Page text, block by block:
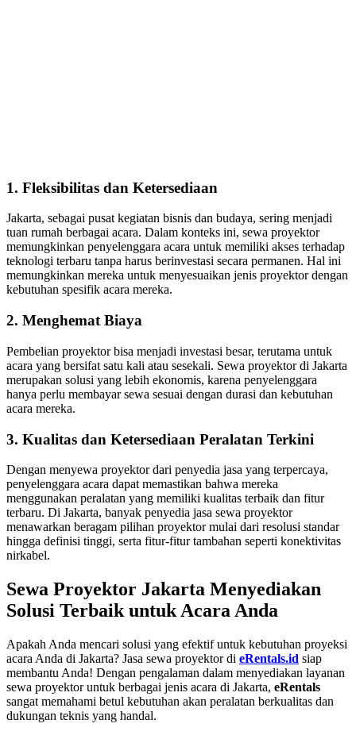
1. Fleksibilitas dan Ketersediaan
Jakarta, sebagai pusat kegiatan bisnis dan budaya, sering menjadi
tuan rumah berbagai acara. Dalam konteks ini, sewa proyektor
memungkinkan penyelenggara acara untuk memiliki akses terhadap
teknologi terbaru tanpa harus berinvestasi secara permanen. Hal ini
memungkinkan mereka untuk menyesuaikan jenis proyektor dengan
kebutuhan spesifik acara mereka.
2. Menghemat Biaya
Pembelian proyektor bisa menjadi investasi besar, terutama untuk
acara yang bersifat satu kali atau sesekali. Sewa proyektor di Jakarta
merupakan solusi yang lebih ekonomis, karena penyelenggara
hanya perlu membayar sewa sesuai dengan durasi dan kebutuhan
acara mereka.
3. Kualitas dan Ketersediaan Peralatan Terkini
Dengan menyewa proyektor dari penyedia jasa yang terpercaya,
penyelenggara acara dapat memastikan bahwa mereka
menggunakan peralatan yang memiliki kualitas terbaik dan fitur
terbaru. Di Jakarta, banyak penyedia jasa sewa proyektor
menawarkan beragam pilihan proyektor mulai dari resolusi standar
hingga definisi tinggi, serta fitur-fitur tambahan seperti konektivitas
nirkabel.
Sewa Proyektor Jakarta Menyediakan
Solusi Terbaik untuk Acara Anda
Apakah Anda mencari solusi yang efektif untuk kebutuhan proyeksi
acara Anda di Jakarta? Jasa sewa proyektor di eRentals.id siap
membantu Anda! Dengan pengalaman dalam menyediakan layanan
sewa proyektor untuk berbagai jenis acara di Jakarta, eRentals
sangat memahami betul kebutuhan akan peralatan berkualitas dan
dukungan teknis yang handal.